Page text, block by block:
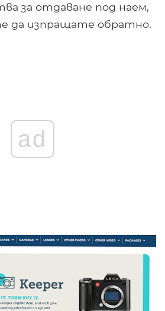
за отдаване под наем,
да изпращате обратно.
ad